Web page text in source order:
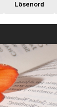
Lösenord